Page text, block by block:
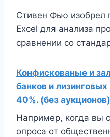
Стивен Фью изобрел
Excel для анализа
сравнении со
Конфискованые и
банков и
40%. (без
Например, когда вы
опроса от